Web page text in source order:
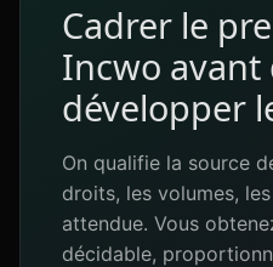
Cadrer le
Incwo avant
développer
On qualifie la source
droits, les volumes,
attendue. Vous
décidable,